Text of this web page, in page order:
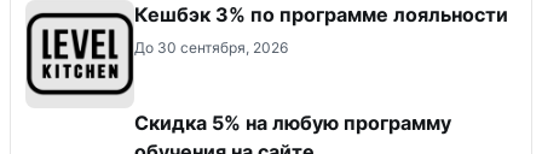
Кешбэк 3% по программе лояльности
До 30 сентября, 2026
Скидка 5% на любую программу